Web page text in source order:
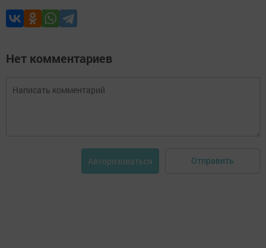
Нет комментариев
Авторизоваться Отправить